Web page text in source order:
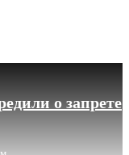
о запрете